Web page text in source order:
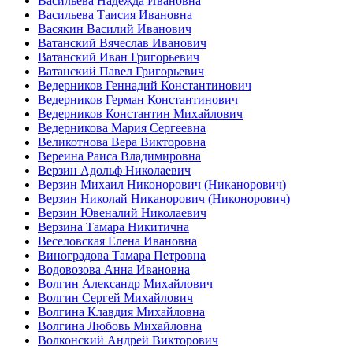
Васильева Таисия Ивановна
Васякин Василий Иванович
Ватанский Вячеслав Иванович
Ватанский Иван Григорьевич
Ватанский Павел Григорьевич
Ведерников Геннадий Константинович
Ведерников Герман Константинович
Ведерников Константин Михайлович
Ведерникова Мария Сергеевна
Великотнова Вера Викторовна
Вереина Раиса Владимировна
Верзин Адольф Николаевич
Верзин Михаил Никонорович (Никанорович)
Верзин Николай Никанорович (Никонорович)
Верзин Ювеналий Николаевич
Верзина Тамара Никитична
Веселовская Елена Ивановна
Виноградова Тамара Петровна
Водовозова Анна Ивановна
Волгин Александр Михайлович
Волгин Сергей Михайлович
Волгина Клавдия Михайловна
Волгина Любовь Михайловна
Волконский Андрей Викторович